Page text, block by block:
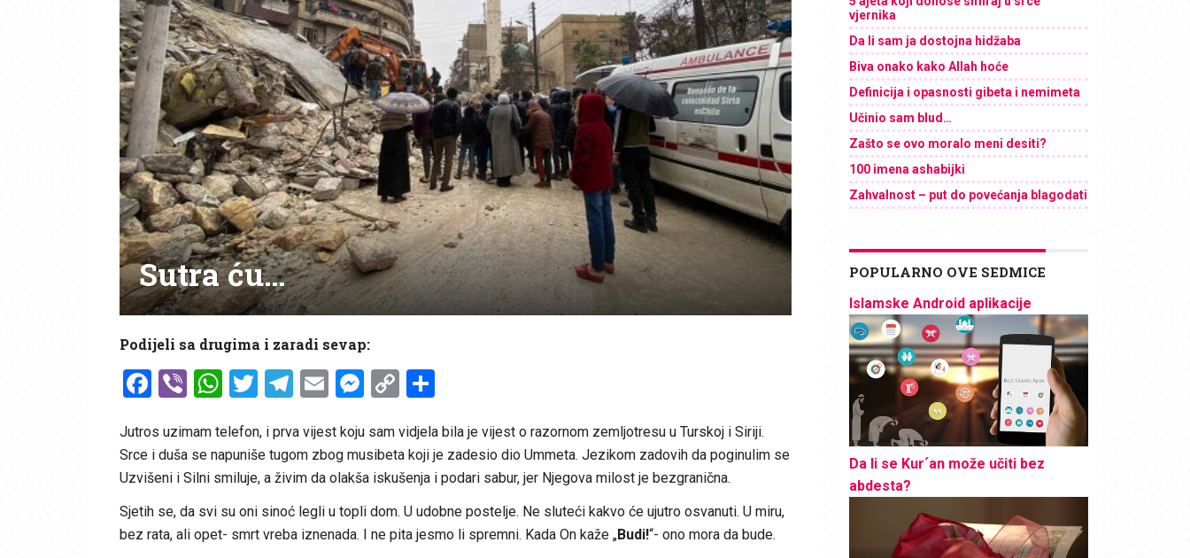
Sutra ću…
Podijeli sa drugima i zaradi sevap:
Facebook
ViberWhatsApp
Twitter
Telegram
EmailMessenger
CopyShare
Jutros uzimam telefon, i prva vijest koju sam vidjela bila je vijest o razornom zemljotresu u Turskoj i Siriji.
Srce i duša se napuniše tugom zbog musibeta koji je zadesio dio Ummeta. Jezikom zadovih da poginulim se
Uzvišeni i Silni smiluje, a živim da olakša iskušenja i podari sabur, jer Njegova milost je bezgranična.
Sjetih se, da svi su oni sinoć legli u topli dom. U udobne postelje. Ne sluteći kakvo će ujutro osvanuti. U miru,
bez rata, ali opet- smrt vreba iznenada. I ne pita jesmo li spremni. Kada On kaže „Budi!“- ono mora da bude.
vjernika
Da li sam ja dostojna hidžaba
Biva onako kako Allah hoće
Definicija i opasnosti gibeta i nemimeta
Učinio sam blud…
Zašto se ovo moralo meni desiti?
100 imena ashabijki
Zahvalnost – put do povećanja blagodati
POPULARNO OVE SEDMICE
Islamske Android aplikacije
Da li se Kur´an može učiti bez
abdesta?